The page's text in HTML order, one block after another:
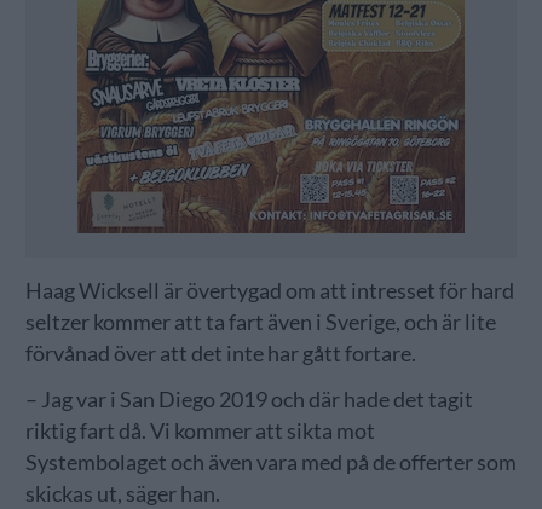
Haag Wicksell är övertygad om att intresset för hard
seltzer kommer att ta fart även i Sverige, och är lite
förvånad över att det inte har gått fortare.
– Jag var i San Diego 2019 och där hade det tagit
riktig fart då. Vi kommer att sikta mot
Systembolaget och även vara med på de offerter som
skickas ut, säger han.